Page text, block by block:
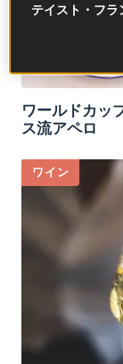
ワールドカッ
ス流アペロ
ワイン
テイスト・フ